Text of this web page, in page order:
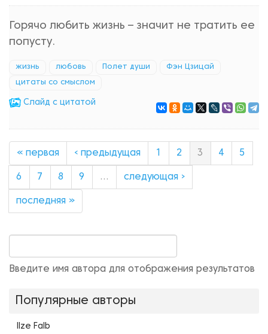
Горячо любить жизнь – значит не тратить ее
попусту.
жизнь любовь Полет души Фэн Цзицай
цитаты со смыслом
Cлайд с цитатой
« первая ‹ предыдущая 2 3 4 5
6 7 8 9 … следующая ›
последняя »
Введите имя автора для отображения результатов
Популярные авторы
Ilze Falb